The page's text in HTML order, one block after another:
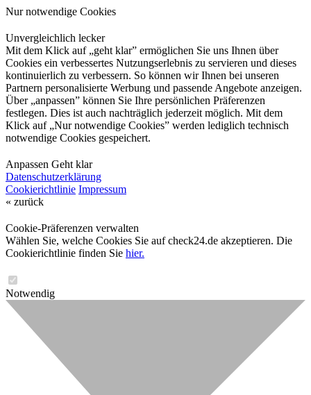
Nur notwendige Cookies
Unvergleichlich lecker
Mit dem Klick auf „geht klar” ermöglichen Sie uns Ihnen über
Cookies ein verbessertes Nutzungserlebnis zu servieren und dieses
kontinuierlich zu verbessern. So können wir Ihnen bei unseren
Partnern personalisierte Werbung und passende Angebote anzeigen.
Über „anpassen” können Sie Ihre persönlichen Präferenzen
festlegen. Dies ist auch nachträglich jederzeit möglich. Mit dem
Klick auf „Nur notwendige Cookies” werden lediglich technisch
notwendige Cookies gespeichert.
Anpassen Geht klar
Datenschutzerklärung
Cookierichtlinie Impressum
« zurück
Cookie-Präferenzen verwalten
Wählen Sie, welche Cookies Sie auf check24.de akzeptieren. Die
Cookierichtlinie finden Sie hier.
Notwendig